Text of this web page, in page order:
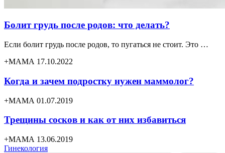
Болит грудь после родов: что делать?
Если болит грудь после родов, то пугаться не стоит. Это …
+МАМА 17.10.2022
Когда и зачем подростку нужен маммолог?
+МАМА 01.07.2019
Трещины сосков и как от них избавиться
+МАМА 13.06.2019
Гинекология